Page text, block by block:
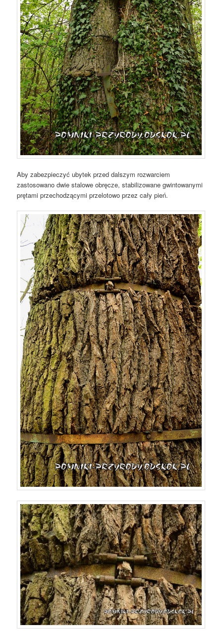
Aby zabezpieczyć ubytek przed dalszym rozwarciem
zastosowano dwie stalowe obręcze, stabilizowane gwintowanymi
prętami przechodzącymi przelotowo przez cały pień.